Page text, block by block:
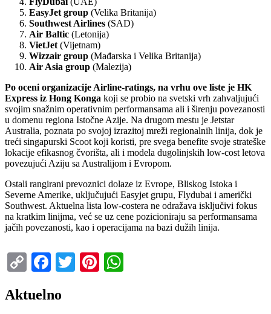
EasyJet group (Velika Britanija)
Southwest Airlines (SAD)
Air Baltic (Letonija)
VietJet (Vijetnam)
Wizzair group (Mađarska i Velika Britanija)
Air Asia group (Malezija)
Po oceni organizacije Airline-ratings, na vrhu ove liste je HK
Express iz Hong Konga koji se probio na svetski vrh zahvaljujući
svojim snažnim operativnim performansama ali i širenju povezanosti
u domenu regiona Istočne Azije. Na drugom mestu je Jetstar
Australia, poznata po svojoj izrazitoj mreži regionalnih linija, dok je
treći singapurski Scoot koji koristi, pre svega benefite svoje strateške
lokacije efikasnog čvorišta, ali i modela dugolinjskih low-cost letova
povezujući Aziju sa Australijom i Evropom.
Ostali rangirani prevoznici dolaze iz Evrope, Bliskog Istoka i
Severne Amerike, uključujući Easyjet grupu, Flydubai i američki
Southwest. Aktuelna lista low-costera ne odražava isključivi fokus
na kratkim linijma, već se uz cene pozicioniraju sa performansama
jačih povezanosti, kao i operacijama na bazi dužih linija.
CopyFacebook
TwitterPinterest
Aktuelno